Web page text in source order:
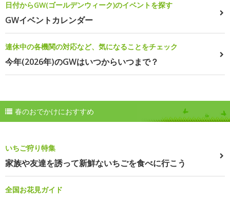
日付からGW(ゴールデンウィーク)のイベントを探す
GWイベントカレンダー
連休中の各機関の対応など、気になることをチェック
今年(2026年)のGWはいつからいつまで？
春のおでかけにおすすめ
いちご狩り特集
家族や友達を誘って新鮮ないちごを食べに行こう
全国お花見ガイド